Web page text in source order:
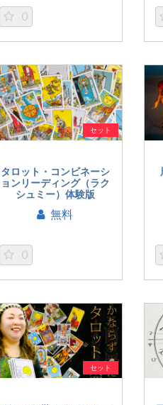
0
セット
タロット・コンビネーシ
ョンリーディング（ラク
シュミー）体験版
無料
0
セット